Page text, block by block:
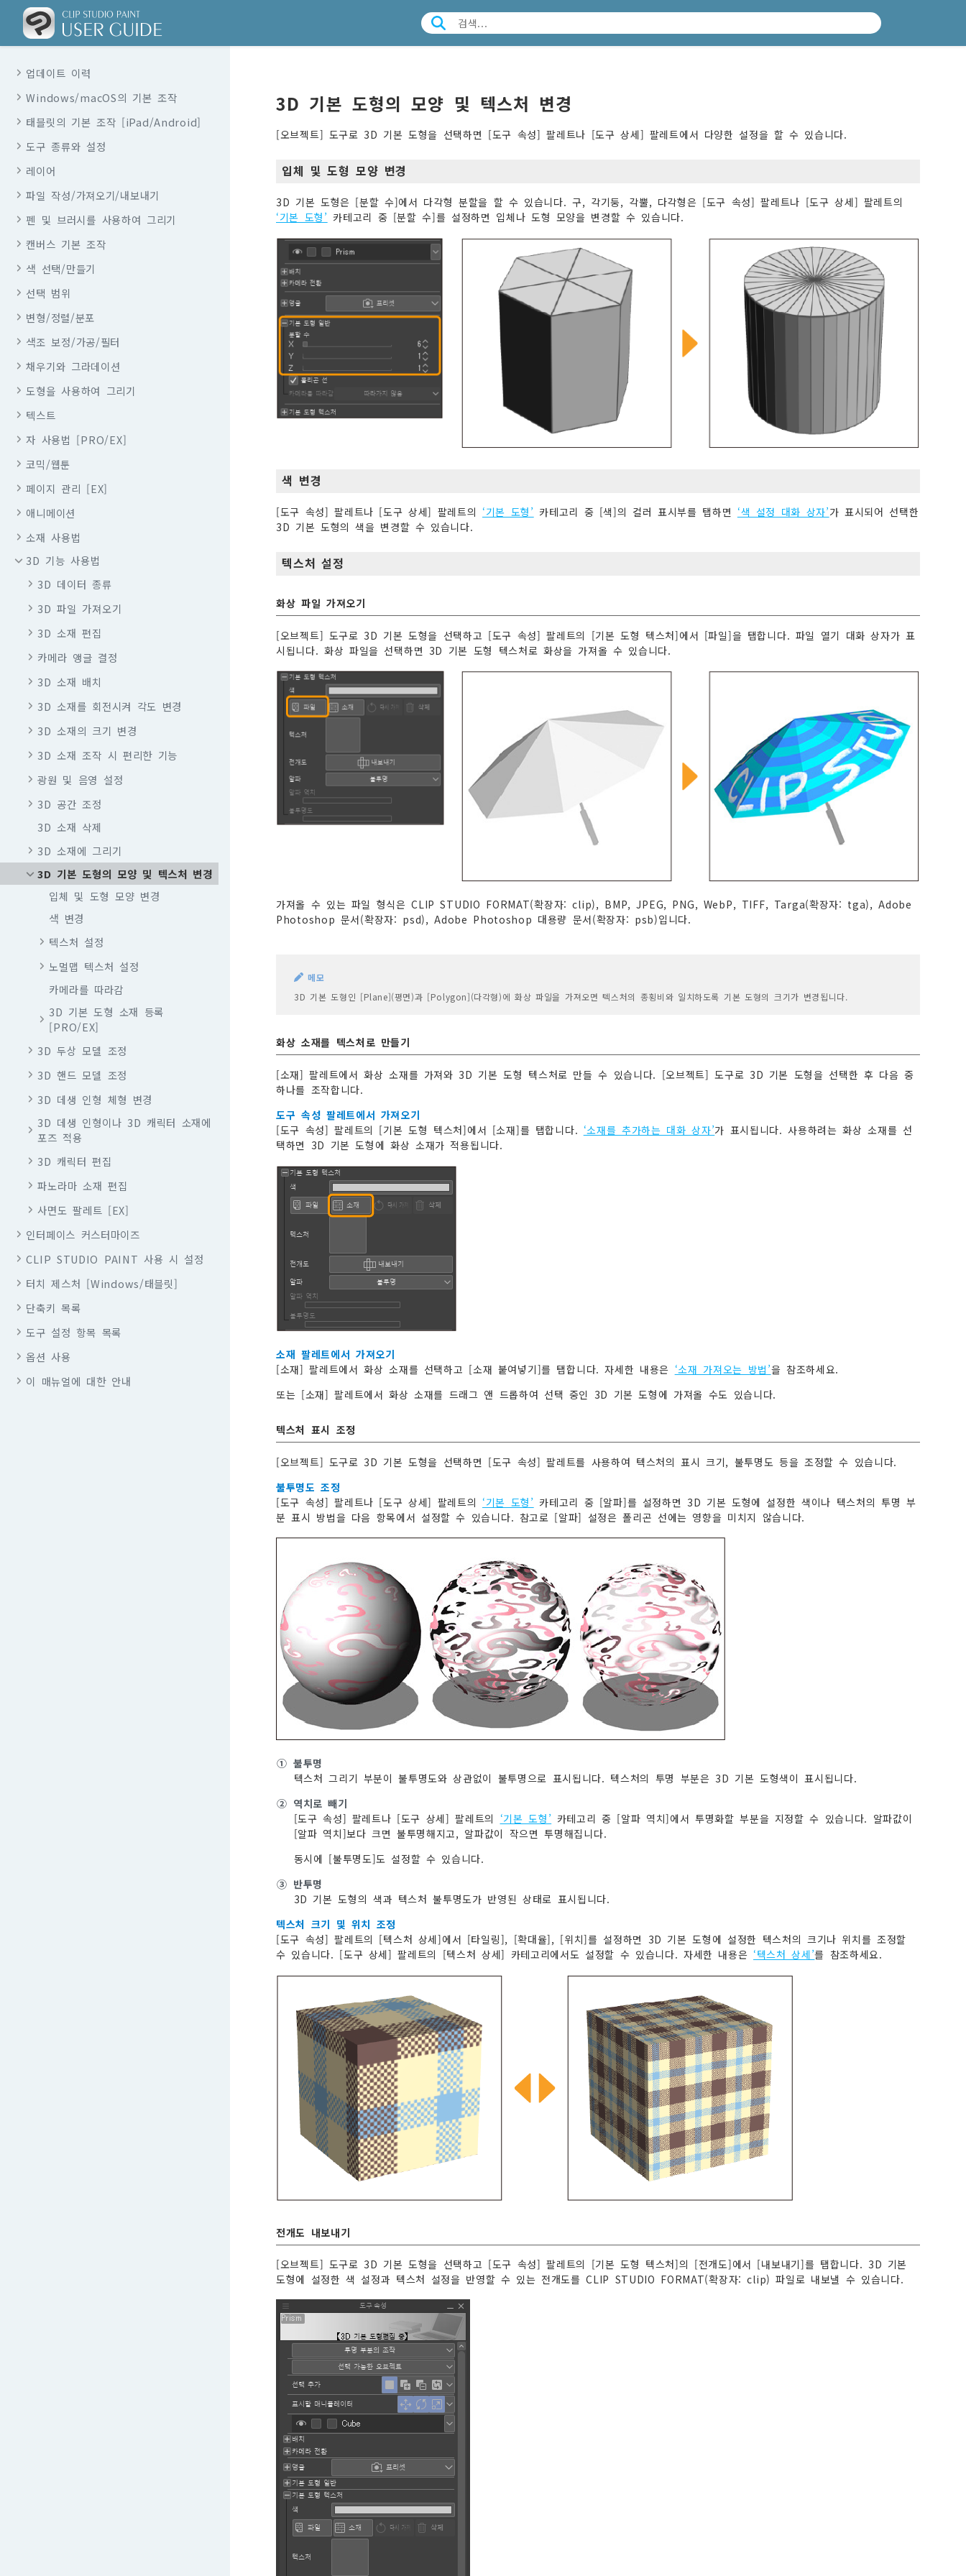
업데이트 이력
Windows/macOS의 기본 조작
태블릿의 기본 조작 [iPad/Android]
도구 종류와 설정
레이어
파일 작성/가져오기/내보내기
펜 및 브러시를 사용하여 그리기
캔버스 기본 조작
색 선택/만들기
선택 범위
변형/정렬/분포
색조 보정/가공/필터
채우기와 그라데이션
도형을 사용하여 그리기
텍스트
자 사용법 [PRO/EX]
코믹/웹툰
페이지 관리 [EX]
애니메이션
소재 사용법
3D 기능 사용법
3D 데이터 종류
3D 파일 가져오기
3D 소재 편집
카메라 앵글 결정
3D 소재 배치
3D 소재를 회전시켜 각도 변경
3D 소재의 크기 변경
3D 소재 조작 시 편리한 기능
광원 및 음영 설정
3D 공간 조정
3D 소재 삭제
3D 소재에 그리기
3D 기본 도형의 모양 및 텍스처 변경
입체 및 도형 모양 변경
색 변경
텍스처 설정
노멀맵 텍스처 설정
카메라를 따라감
3D 기본 도형 소재 등록
[PRO/EX]
3D 두상 모델 조정
3D 핸드 모델 조정
3D 데생 인형 체형 변경
3D 데생 인형이나 3D 캐릭터 소재에
포즈 적용
3D 캐릭터 편집
파노라마 소재 편집
사면도 팔레트 [EX]
인터페이스 커스터마이즈
CLIP STUDIO PAINT 사용 시 설정
터치 제스처 [Windows/태블릿]
단축키 목록
도구 설정 항목 목록
옵션 사용
이 매뉴얼에 대한 안내
3D 기본 도형의 모양 및 텍스처 변경
[오브젝트] 도구로 3D 기본 도형을 선택하면 [도구 속성] 팔레트나 [도구 상세] 팔레트에서 다양한 설정을 할 수 있습니다.
입체 및 도형 모양 변경
3D 기본 도형은 [분할 수]에서 다각형 분할을 할 수 있습니다. 구, 각기둥, 각뿔, 다각형은 [도구 속성] 팔레트나 [도구 상세] 팔레트의
‘기본 도형’ 카테고리 중 [분할 수]를 설정하면 입체나 도형 모양을 변경할 수 있습니다.
색 변경
[도구 속성] 팔레트나 [도구 상세] 팔레트의 ‘기본 도형’ 카테고리 중 [색]의 컬러 표시부를 탭하면 ‘색 설정 대화 상자’가 표시되어 선택한
3D 기본 도형의 색을 변경할 수 있습니다.
텍스처 설정
화상 파일 가져오기
[오브젝트] 도구로 3D 기본 도형을 선택하고 [도구 속성] 팔레트의 [기본 도형 텍스처]에서 [파일]을 탭합니다. 파일 열기 대화 상자가 표
시됩니다. 화상 파일을 선택하면 3D 기본 도형 텍스처로 화상을 가져올 수 있습니다.
가져올 수 있는 파일 형식은 CLIP STUDIO FORMAT(확장자: clip), BMP, JPEG, PNG, WebP, TIFF, Targa(확장자: tga), Adobe
Photoshop 문서(확장자: psd), Adobe Photoshop 대용량 문서(확장자: psb)입니다.
메모
3D 기본 도형인 [Plane](평면)과 [Polygon](다각형)에 화상 파일을 가져오면 텍스처의 종횡비와 일치하도록 기본 도형의 크기가 변경됩니다.
화상 소재를 텍스처로 만들기
[소재] 팔레트에서 화상 소재를 가져와 3D 기본 도형 텍스처로 만들 수 있습니다. [오브젝트] 도구로 3D 기본 도형을 선택한 후 다음 중
하나를 조작합니다.
도구 속성 팔레트에서 가져오기
[도구 속성] 팔레트의 [기본 도형 텍스처]에서 [소재]를 탭합니다. ‘소재를 추가하는 대화 상자’가 표시됩니다. 사용하려는 화상 소재를 선
택하면 3D 기본 도형에 화상 소재가 적용됩니다.
소재 팔레트에서 가져오기
[소재] 팔레트에서 화상 소재를 선택하고 [소재 붙여넣기]를 탭합니다. 자세한 내용은 ‘소재 가져오는 방법’을 참조하세요.
또는 [소재] 팔레트에서 화상 소재를 드래그 앤 드롭하여 선택 중인 3D 기본 도형에 가져올 수도 있습니다.
텍스처 표시 조정
[오브젝트] 도구로 3D 기본 도형을 선택하면 [도구 속성] 팔레트를 사용하여 텍스처의 표시 크기, 불투명도 등을 조정할 수 있습니다.
불투명도 조정
[도구 속성] 팔레트나 [도구 상세] 팔레트의 ‘기본 도형’ 카테고리 중 [알파]를 설정하면 3D 기본 도형에 설정한 색이나 텍스처의 투명 부
분 표시 방법을 다음 항목에서 설정할 수 있습니다. 참고로 [알파] 설정은 폴리곤 선에는 영향을 미치지 않습니다.
① 불투명
텍스처 그리기 부분이 불투명도와 상관없이 불투명으로 표시됩니다. 텍스처의 투명 부분은 3D 기본 도형색이 표시됩니다.
② 역치로 빼기
[도구 속성] 팔레트나 [도구 상세] 팔레트의 ‘기본 도형’ 카테고리 중 [알파 역치]에서 투명화할 부분을 지정할 수 있습니다. 알파값이
[알파 역치]보다 크면 불투명해지고, 알파값이 작으면 투명해집니다.
동시에 [불투명도]도 설정할 수 있습니다.
③ 반투명
3D 기본 도형의 색과 텍스처 불투명도가 반영된 상태로 표시됩니다.
텍스처 크기 및 위치 조정
[도구 속성] 팔레트의 [텍스처 상세]에서 [타일링], [확대율], [위치]를 설정하면 3D 기본 도형에 설정한 텍스처의 크기나 위치를 조정할
수 있습니다. [도구 상세] 팔레트의 [텍스처 상세] 카테고리에서도 설정할 수 있습니다. 자세한 내용은 ‘텍스처 상세’를 참조하세요.
전개도 내보내기
[오브젝트] 도구로 3D 기본 도형을 선택하고 [도구 속성] 팔레트의 [기본 도형 텍스처]의 [전개도]에서 [내보내기]를 탭합니다. 3D 기본
도형에 설정한 색 설정과 텍스처 설정을 반영할 수 있는 전개도를 CLIP STUDIO FORMAT(확장자: clip) 파일로 내보낼 수 있습니다.